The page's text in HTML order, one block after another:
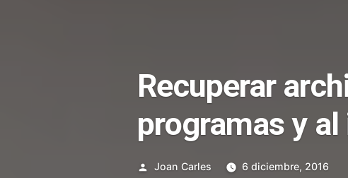
Recuperar
programas y
Publicado
Joan Carles 6 diciembre, 2016